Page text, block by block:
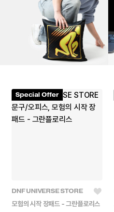
Special Offer
DNF UNIVERSE STORE
모험의 시작 장패드 - 그란플로리스